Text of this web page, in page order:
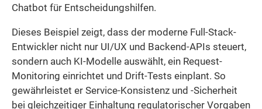
Chatbot für Entscheidungshilfen.
Dieses Beispiel zeigt, dass der moderne Full-Stack-
Entwickler nicht nur UI/UX und Backend-APIs steuert,
sondern auch KI-Modelle auswählt, ein Request-
Monitoring einrichtet und Drift-Tests einplant. So
gewährleistet er Service-Konsistenz und -Sicherheit
bei gleichzeitiger Einhaltung regulatorischer Vorgaben